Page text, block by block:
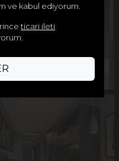
ve kabul ediyorum.
ticari ileti